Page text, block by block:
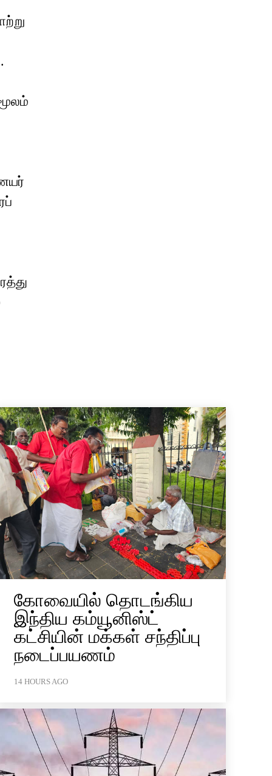
கோவையில் தொடங்கிய
இந்திய கம்யூனிஸ்ட்
கட்சியின் மக்கள் சந்திப்பு
நடைப்பயணம்
14 HOURS AGO